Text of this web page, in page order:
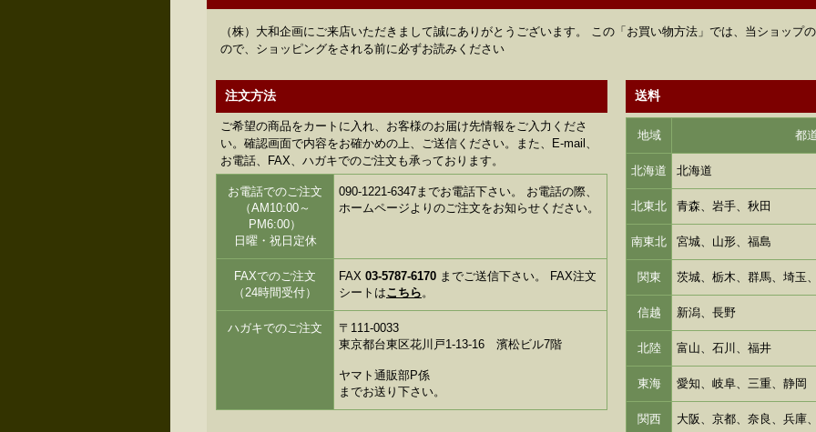
（株）大和企画にご来店いただきまして誠にありがとうございます。 この「お買い物方法」では、当ショップ
ので、ショッピングをされる前に必ずお読みください
注文方法
ご希望の商品をカートに入れ、お客様のお届け先情報をご入力くださ
い。確認画面で内容をお確かめの上、ご送信ください。また、E-mail、
お電話、FAX、ハガキでのご注文も承っております。
お電話でのご注文
（AM10:00～
PM6:00）
日曜・祝日定休
090-1221-6347までお電話下さい。 お電話の際、
ホームページよりのご注文をお知らせください。
FAXでのご注文
（24時間受付）
FAX 03-5787-6170 までご送信下さい。 FAX注文
シートはこちら。
ハガキでのご注文
〒111-0033
東京都台東区花川戸1-13-16 濱松ビル7階
ヤマト通販部P係
までお送り下さい。
送料
地域 都
北海道 北海道
北東北 青森、岩手、秋田
南東北 宮城、山形、福島
関東 茨城、栃木、群馬、埼玉
信越 新潟、長野
北陸 富山、石川、福井
東海 愛知、岐阜、三重、静岡
関西 大阪、京都、奈良、兵庫